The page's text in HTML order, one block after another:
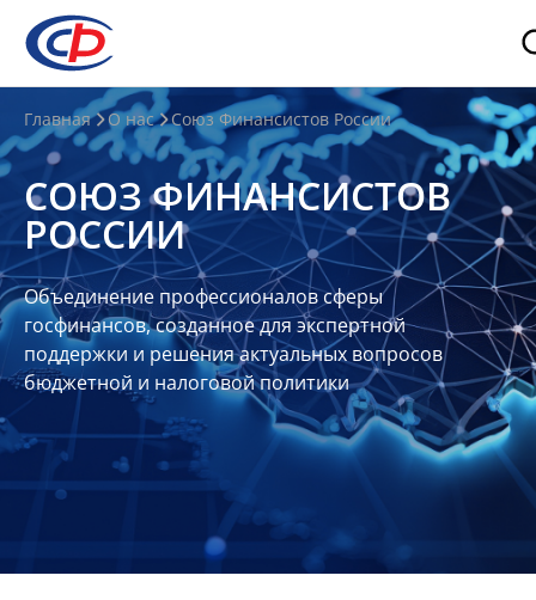
О
нас
О
СФР
Совет
Союза
Участники
Планы
отчеты
Контакты
Главная О нас Союз Финансистов России
СОЮЗ ФИНАНСИСТОВ
РОССИИ
Объединение профессионалов сферы
госфинансов, созданное для экспертной
поддержки и решения актуальных вопросов
бюджетной и налоговой политики